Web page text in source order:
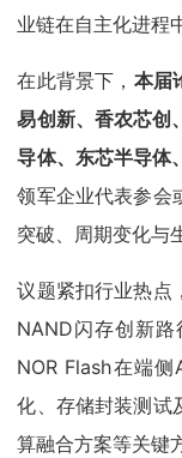
业链在自主化进程
在此背景下， 本届
易创新、香农芯创
导体、东芯半导体
领军企业代表参会
突破、周期变化与
议题紧扣行业热点
NAND闪存创新路
NOR Flash在端
化、存储封装测试
算融合方案等关键